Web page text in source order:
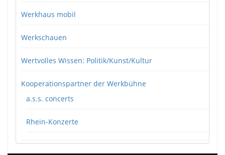
Werkhaus mobil
Werkschauen
Wertvolles Wissen: Politik/Kunst/Kultur
Kooperationspartner der Werkbühne
a.s.s. concerts
Rhein-Konzerte